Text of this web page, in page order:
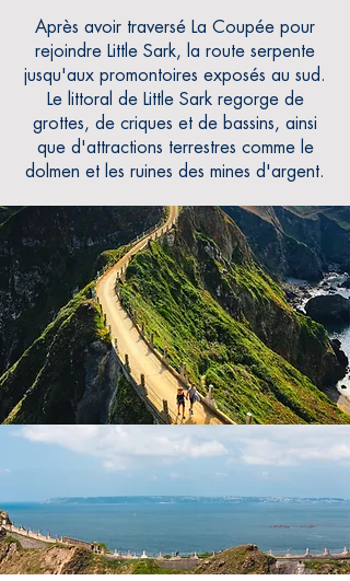
Après avoir traversé La Coupée pour
rejoindre Little Sark, la route serpente
jusqu'aux promontoires exposés au sud.
Le littoral de Little Sark regorge de
grottes, de criques et de bassins, ainsi
que d'attractions terrestres comme le
dolmen et les ruines des mines d'argent.